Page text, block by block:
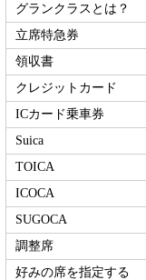
グランクラスとは？
立席特急券
領収書
クレジットカード
ICカード乗車券
Suica
TOICA
ICOCA
SUGOCA
調整席
好みの席を指定する